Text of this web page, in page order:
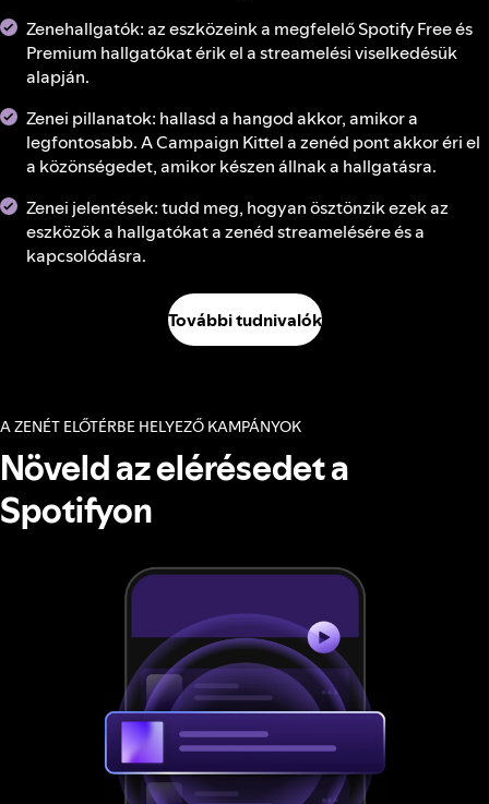
Zenehallgatók: az eszközeink a megfelelő Spotify Free és
Premium hallgatókat érik el a streamelési viselkedésük
alapján.
Zenei pillanatok: hallasd a hangod akkor, amikor a
legfontosabb. A Campaign Kittel a zenéd pont akkor éri el
a közönségedet, amikor készen állnak a hallgatásra.
Zenei jelentések: tudd meg, hogyan ösztönzik ezek az
eszközök a hallgatókat a zenéd streamelésére és a
kapcsolódásra.
További tudnivalók
A ZENÉT ELŐTÉRBE HELYEZŐ KAMPÁNYOK
Növeld az elérésedet a
Spotifyon